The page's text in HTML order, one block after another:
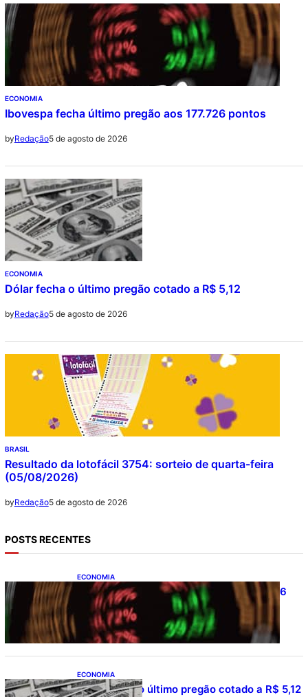
ECONOMIA
Ibovespa fecha último pregão aos 177.726 pontos
byRedação5 de agosto de 2026
ECONOMIA
Dólar fecha o último pregão cotado a R$ 5,12
byRedação5 de agosto de 2026
BRASIL
Resultado da lotofácil 3754: sorteio de quarta-feira
(05/08/2026)
byRedação5 de agosto de 2026
POSTS RECENTES
ECONOMIA
Ibovespa fecha último pregão aos 177.726
pontos
ECONOMIA
Dólar fecha o último pregão cotado a R$ 5,12